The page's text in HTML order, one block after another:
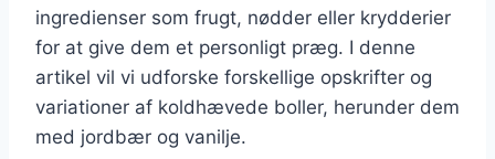
ingredienser som frugt, nødder eller krydderier
for at give dem et personligt præg. I denne
artikel vil vi udforske forskellige opskrifter og
variationer af koldhævede boller, herunder dem
med jordbær og vanilje.